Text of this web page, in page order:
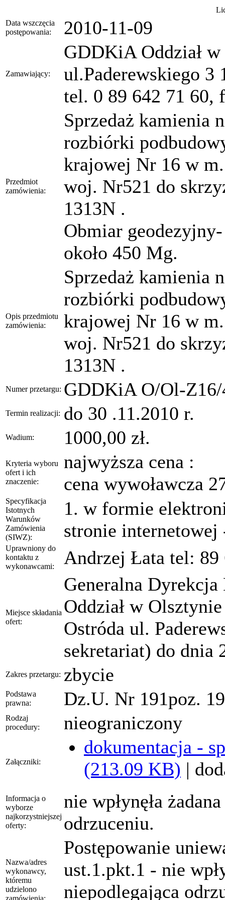
Data wszczęcia
postępowania:
2010-11-09
Zamawiający:
GDDKiA Oddział
ul.Paderewskiego 3
tel. 0 89 642 71 60,
Przedmiot
zamówienia:
Sprzedaż kamienia
rozbiórki
krajowej Nr 16 w
woj. Nr521 do
1313N .
Obmiar
około 450 Mg.
Opis przedmiotu
zamówienia:
Sprzedaż kamienia
rozbiórki
krajowej Nr 16 w
woj. Nr521 do
1313N .
Numer przetargu: GDDKiA O/Ol-Z16/
Termin realizacji: do 30 .11.2010 r.
Wadium: 1000,00 zł.
Kryteria wyboru
ofert i ich
znaczenie:
najwyższa cena :
cena wywoławcza
Specyfikacja
Istotnych
Warunków
Zamówienia
(SIWZ):
1. w formie
stronie internetowej
Uprawniony do
kontaktu z
wykonawcami:
Andrzej Łata tel: 89
Miejsce składania
ofert:
Generalna
Oddział w
Ostróda ul.
sekretariat) do dnia
Zakres przetargu: zbycie
Podstawa
prawna:
Dz.U. Nr 191poz.
Rodzaj
procedury:
nieograniczony
Załączniki:
dokumentacja -
(213.09 KB) |
Informacja o
wyborze
najkorzystniejszej
oferty:
nie wpłynęła
odrzuceniu.
Nazwa/adres
wykonawcy,
któremu
udzielono
zamówienia:
Postępowanie
ust.1.pkt.1 - nie
niepodlegająca